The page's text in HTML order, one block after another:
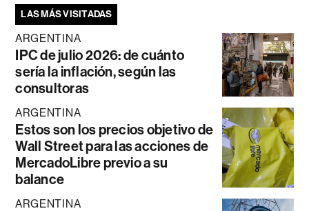
LAS MÁS VISITADAS
ARGENTINA
IPC de julio 2026: de cuánto
sería la inflación, según las
consultoras
ARGENTINA
Estos son los precios objetivo de
Wall Street para las acciones de
MercadoLibre previo a su
balance
ARGENTINA